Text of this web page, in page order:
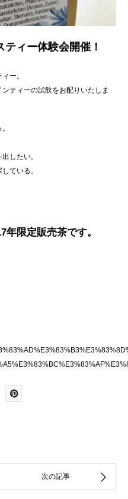
ィー体験会開催！
ー。
ティーの試飲をお配りいたしま
したい。
ている。
限定販売茶です。